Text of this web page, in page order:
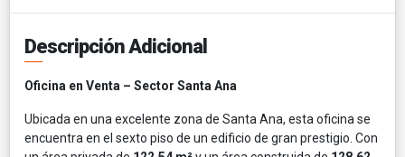
Descripción Adicional
Oficina en Venta – Sector Santa Ana
Ubicada en una excelente zona de Santa Ana, esta oficina se
encuentra en el sexto piso de un edificio de gran prestigio. Con